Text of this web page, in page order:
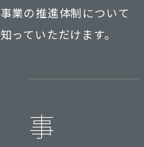
事業の推進体制について
知っていただけます。
事